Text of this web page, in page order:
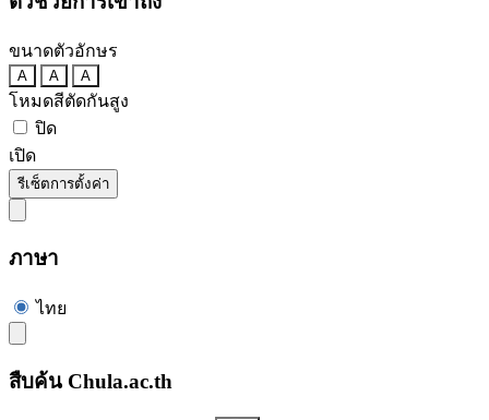
ขนาดตัวอักษร
A A A
โหมดสีตัดกันสูง
ปิด
เปิด
รีเซ็ตการตั้งค่า
ภาษา
ไทย
สืบค้น Chula.ac.th